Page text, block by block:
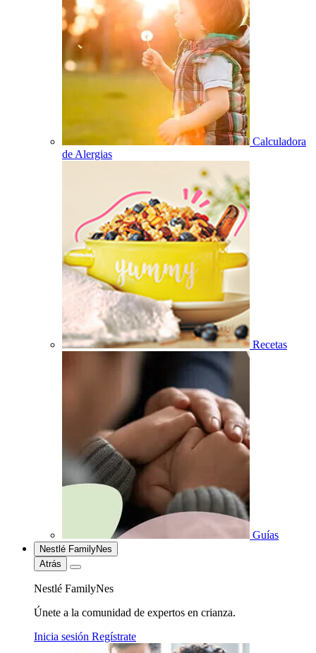
Calculadora
de Alergias
Recetas
Guías
Nestlé FamilyNes
Atrás
Nestlé FamilyNes
Únete a la comunidad de expertos en crianza.
Inicia sesión Regístrate